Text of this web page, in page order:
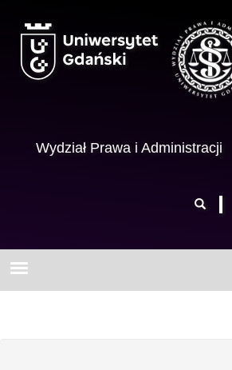
Wydział Prawa i Administracji
wyszukiwania